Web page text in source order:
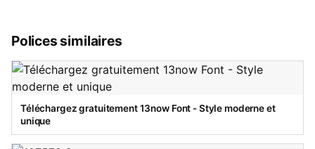
Polices similaires
Téléchargez gratuitement 13now Font - Style moderne et
unique